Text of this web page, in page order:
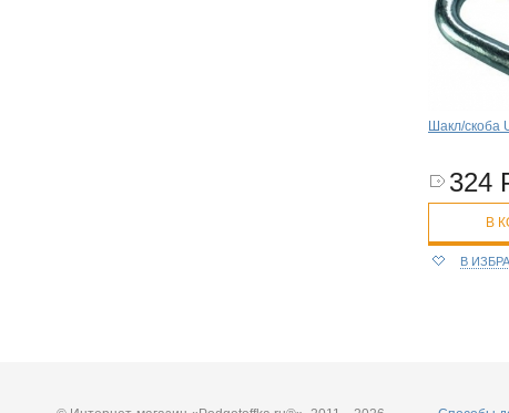
Шакл/скоба
324
В
В